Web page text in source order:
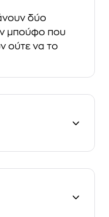
δύο
μπούφο που
ούτε να το